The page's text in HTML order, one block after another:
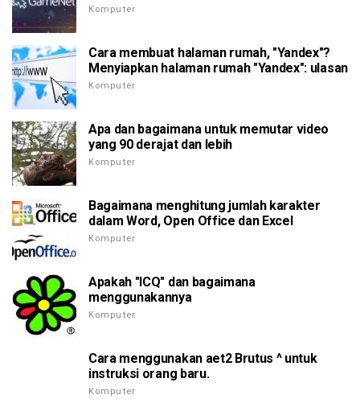
Komputer
Cara membuat halaman rumah, "Yandex"?
Menyiapkan halaman rumah "Yandex": ulasan
Komputer
Apa dan bagaimana untuk memutar video
yang 90 derajat dan lebih
Komputer
Bagaimana menghitung jumlah karakter
dalam Word, Open Office dan Excel
Komputer
Apakah "ICQ" dan bagaimana
menggunakannya
Komputer
Cara menggunakan aet2 Brutus ^ untuk
instruksi orang baru.
Komputer